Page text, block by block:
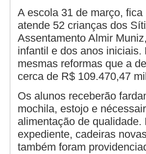
A escola 31 de março,
atende 52 crianças dos
Assentamento Almir
infantil e dos anos
mesmas reformas que a
cerca de R$ 109.470,47
Os alunos receberão
mochila, estojo e
alimentação de
expediente, cadeiras
também foram